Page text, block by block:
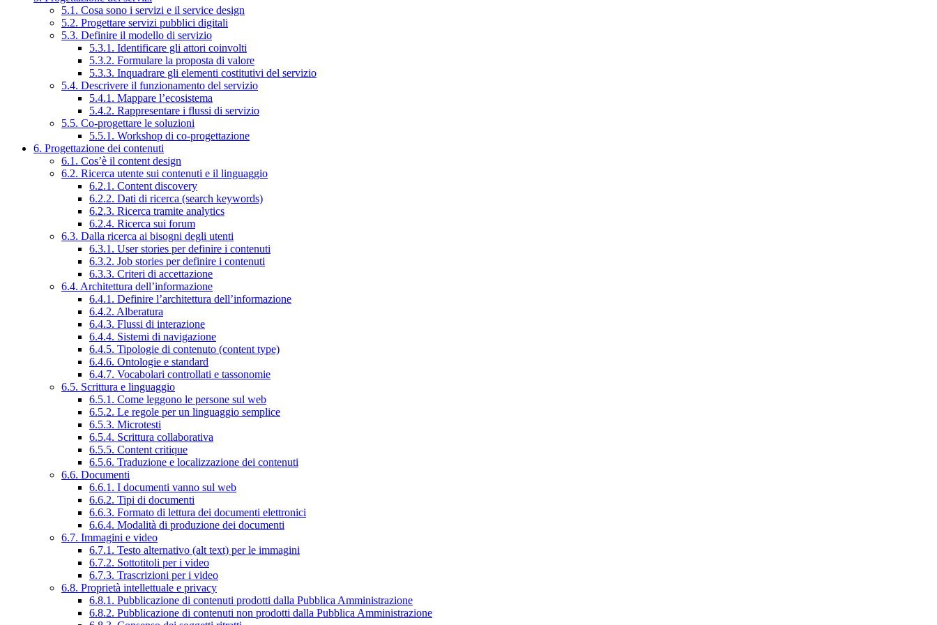
5.1. Cosa sono i servizi e il service design
5.2. Progettare servizi pubblici digitali
5.3. Definire il modello di servizio
5.3.1. Identificare gli attori coinvolti
5.3.2. Formulare la proposta di valore
5.3.3. Inquadrare gli elementi costitutivi del servizio
5.4. Descrivere il funzionamento del servizio
5.4.1. Mappare l’ecosistema
5.4.2. Rappresentare i flussi di servizio
5.5. Co-progettare le soluzioni
5.5.1. Workshop di co-progettazione
6. Progettazione dei contenuti
6.1. Cos’è il content design
6.2. Ricerca utente sui contenuti e il linguaggio
6.2.1. Content discovery
6.2.2. Dati di ricerca (search keywords)
6.2.3. Ricerca tramite analytics
6.2.4. Ricerca sui forum
6.3. Dalla ricerca ai bisogni degli utenti
6.3.1. User stories per definire i contenuti
6.3.2. Job stories per definire i contenuti
6.3.3. Criteri di accettazione
6.4. Architettura dell’informazione
6.4.1. Definire l’architettura dell’informazione
6.4.2. Alberatura
6.4.3. Flussi di interazione
6.4.4. Sistemi di navigazione
6.4.5. Tipologie di contenuto (content type)
6.4.6. Ontologie e standard
6.4.7. Vocabolari controllati e tassonomie
6.5. Scrittura e linguaggio
6.5.1. Come leggono le persone sul web
6.5.2. Le regole per un linguaggio semplice
6.5.3. Microtesti
6.5.4. Scrittura collaborativa
6.5.5. Content critique
6.5.6. Traduzione e localizzazione dei contenuti
6.6. Documenti
6.6.1. I documenti vanno sul web
6.6.2. Tipi di documenti
6.6.3. Formato di lettura dei documenti elettronici
6.6.4. Modalità di produzione dei documenti
6.7. Immagini e video
6.7.1. Testo alternativo (alt text) per le immagini
6.7.2. Sottotitoli per i video
6.7.3. Trascrizioni per i video
6.8. Proprietà intellettuale e privacy
6.8.1. Pubblicazione di contenuti prodotti dalla Pubblica Amministrazione
6.8.2. Pubblicazione di contenuti non prodotti dalla Pubblica Amministrazione